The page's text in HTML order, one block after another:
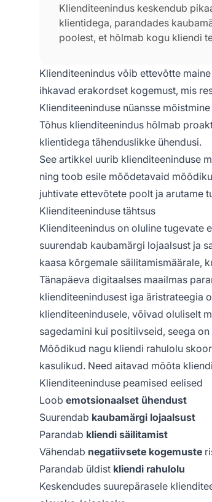
Klienditeenindus keskendub
klientidega, parandades
poolest, et hõlmab kogu kliendi
Klienditeenindus võib ettevõtte
ihkavad erakordset kogemust, mis
Klienditeeninduse nüansse
Tõhus klienditeenindus hõlmab
klientidega tähenduslikke ühendusi.
See artikkel uurib klienditeeninduse
ning toob esile mõõdetavaid
juhtivate ettevõtete poolt ja arutame
Klienditeeninduse tähtsus
Klienditeenindus on oluline tugevate
suurendab kaubamärgi lojaalsust ja
kaasa kõrgemale säilitamismäärale,
Tänapäeva digitaalses maailmas
klienditeenindusest iga äristrateegia
klienditeenindusele, võivad oluliselt
sagedamini kui positiivseid, seega
Mõõdikud nagu kliendi rahulolu
kasulikud. Need aitavad mõõta
Klienditeeninduse peamised eelised
Loob emotsionaalset ühendust
Suurendab kaubamärgi lojaalsust
Parandab kliendi säilitamist
Vähendab negatiivsete kogemuste
Parandab üldist kliendi rahulolu
Keskendudes suurepärasele